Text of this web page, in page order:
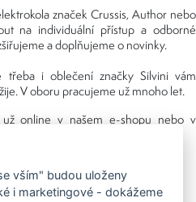
značek Crussis, Author nebo
na individuální přístup a odborné
a doplňujeme o novinky.
třeba i oblečení značky Silvini vám
V oboru pracujeme už mnoho let.
online v našem e-shopu nebo v
NS (nákupní středisko) URAN.
vším" budou uloženy
i marketingové - dokážeme